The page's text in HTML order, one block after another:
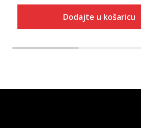
Dodajte u košaricu